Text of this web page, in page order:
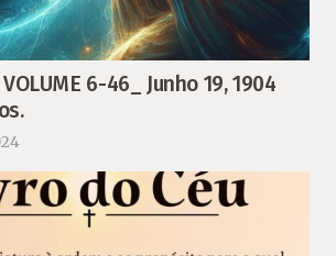
VOLUME 6-46_ Junho 19, 1904